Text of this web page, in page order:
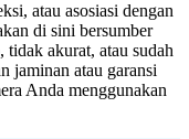
atau asosiasi dengan
di sini bersumber
akurat, atau sudah
jaminan atau garansi
Anda menggunakan